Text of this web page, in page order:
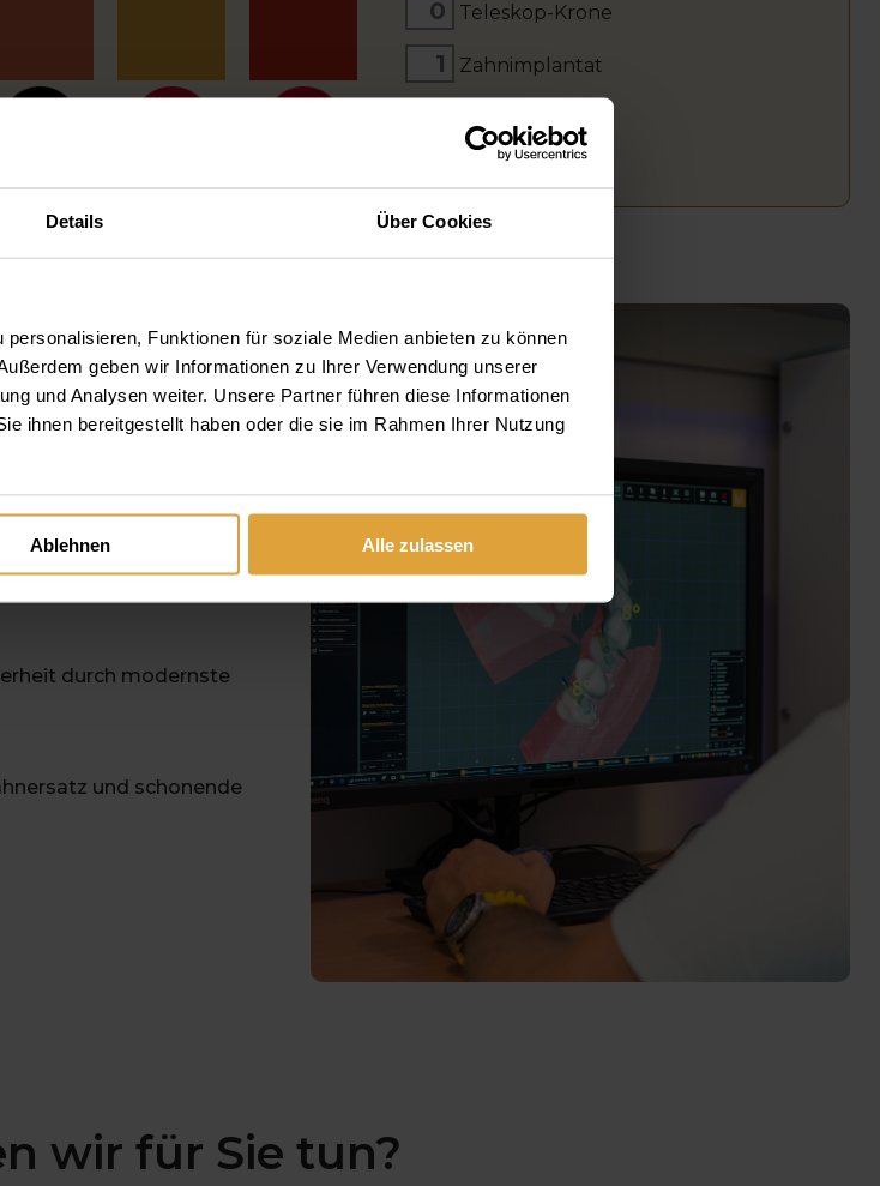
Details Über Cookies
Funktionen für soziale Medien anbieten zu können
geben wir Informationen zu Ihrer Verwendung unserer
und Analysen weiter. Unsere Partner führen diese Informationen
ihnen bereitgestellt haben oder die sie im Rahmen Ihrer Nutzung
Ablehnen Alle zulassen
Teleskop-Krone
Zahnimplantat
&
High-End-
angenehmeren
und
durch modernste
und schonende
wir für Sie tun?